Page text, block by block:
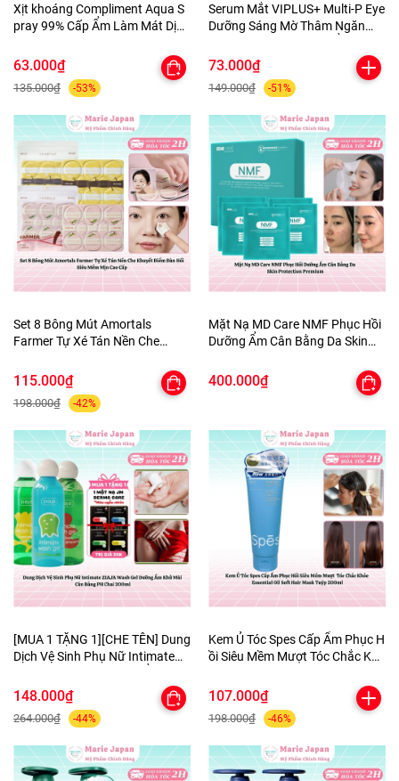
Xịt khoáng Compliment Aqua S
pray 99% Cấp Ẩm Làm Mát Dịu
63.000₫
135.000₫ -53%
Serum Mắt VIPLUS+ Multi-P Eye
Dưỡng Sáng Mờ Thâm Ngăn
10ml
73.000₫
149.000₫ -51%
Set 8 Bông Mút Amortals
Farmer Tự Xé Tán Nền Che
Mịn Cao Cấp
115.000₫
198.000₫ -42%
Mặt Nạ MD Care NMF Phục Hồi
Dưỡng Ẩm Cân Bằng Da Skin
400.000₫
[MUA 1 TẶNG 1][CHE TÊN] Dung
Dịch Vệ Sinh Phụ Nữ Intimate
KhửMùi CânBằng PH Chai
200ml-TẶNG 1MASK
148.000₫
264.000₫ -44%
Kem Ủ Tóc Spes Cấp Ẩm Phục H
ồi Siêu Mềm Mượt Tóc Chắc Khỏ
ýp 200ml
107.000₫
198.000₫ -46%